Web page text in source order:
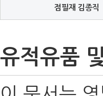
점필재 김종직
유적유품